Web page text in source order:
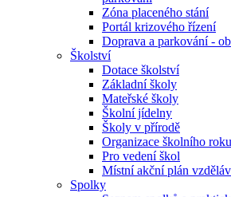
Zóna placeného stání
Portál krizového řízení
Doprava a parkování -
Školství
Dotace školství
Základní školy
Mateřské školy
Školní jídelny
Školy v přírodě
Organizace školního roku
Pro vedení škol
Místní akční plán
Spolky